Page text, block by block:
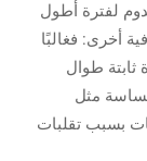
لفترة أطول
أخرى: فغالبًا
ثابتة طوال
حساسة مثل
بسبب تقلبات